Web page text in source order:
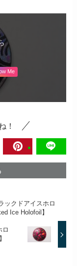
Me
！
ックドアイスホロ
Ice Holofoil】
ロ